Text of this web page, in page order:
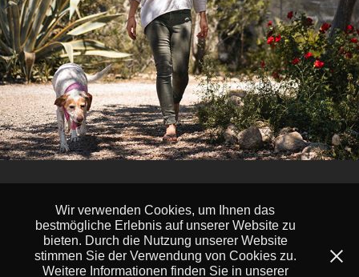
TIERRETTUNG / MALLORCA
↑ Back to Top
Wir verwenden Cookies, um Ihnen das
bestmögliche Erlebnis auf unserer Website zu
bieten. Durch die Nutzung unserer Website
stimmen Sie der Verwendung von Cookies zu.
Weitere Informationen finden Sie in unserer